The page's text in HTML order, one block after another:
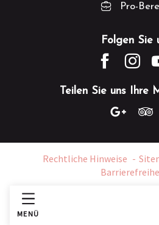
MENÜ
Folgen Sie
Teilen Sie uns Ihre
Pro-
Rechtliche Hinweise